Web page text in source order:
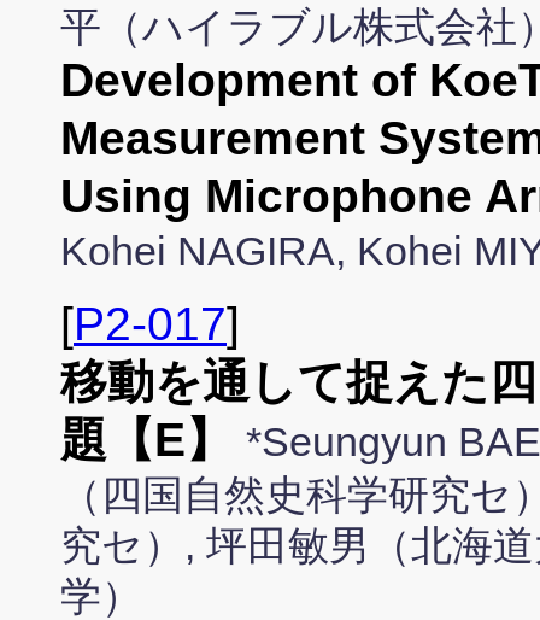
平（ハイラブル株式会社
Development of
Measurement
Using Microphone
Kohei NAGIRA, Kohei
[P2-017]
移動を通して捉えた
題【E】
*Seungyun
（四国自然史科学研究
究セ）, 坪田敏男（北海
学）